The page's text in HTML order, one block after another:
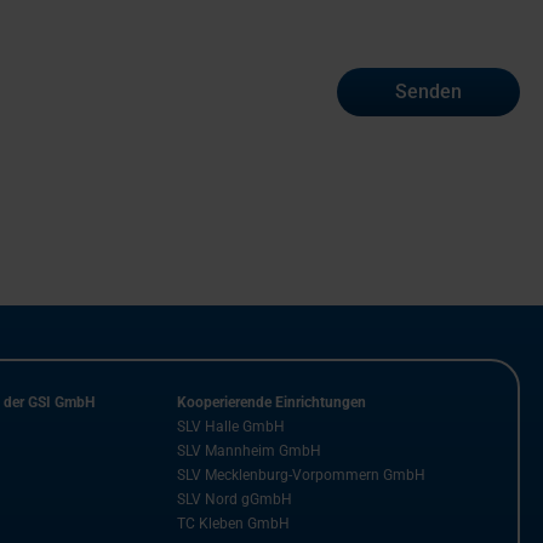
Senden
GSI GmbH
Kooperierende Einrichtungen
SLV Halle GmbH
SLV Mannheim GmbH
SLV Mecklenburg-Vorpommern GmbH
SLV Nord gGmbH
TC Kleben GmbH